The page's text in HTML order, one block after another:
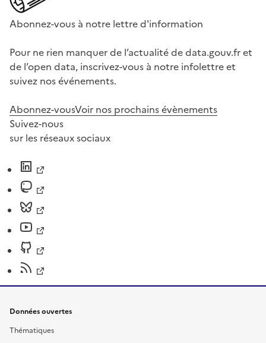
Abonnez-vous à notre lettre d'information
Pour ne rien manquer de l’actualité de data.gouv.fr et
de l’open data, inscrivez-vous à notre infolettre et
suivez nos événements.
Abonnez-vousVoir nos prochains évènements
Suivez-nous
sur les réseaux sociaux
Données ouvertes
Thématiques